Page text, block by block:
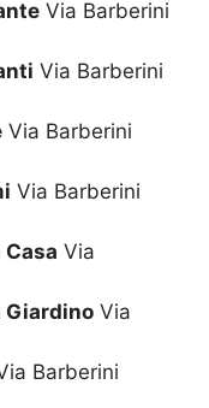
Via Barberini
Via Barberini
Via Barberini
Via Barberini
Via
Giardino Via
Barberini